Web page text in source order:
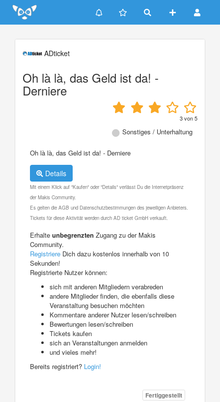
Update cookies preferences
ADticket
Oh là là, das Geld ist da! -
Derniere
3von5
Sonstiges / Unterhaltung
Oh là là, das Geld ist da! - Derniere
Details
Mit einem Klick auf "Kaufen" oder "Details" verlässt Du die Internetpräsenz
der Makis Community.
Es gelten die AGB und Datenschutzbestimmungen des jeweiligen Anbieters.
Tickets für diese Aktivität werden durch AD ticket GmbH verkauft.
Erhalte unbegrenzten Zugang zu der Makis
Community.
Registriere Dich dazu kostenlos innerhalb von 10
Sekunden!
Registrierte Nutzer können:
sich mit anderen Mitgliedern verabreden
andere Mitglieder finden, die ebenfalls diese
Veranstaltung besuchen möchten
Kommentare anderer Nutzer lesen/schreiben
Bewertungen lesen/schreiben
Tickets kaufen
sich an Veranstaltungen anmelden
und vieles mehr!
Bereits registriert? Login!
Fertiggestellt